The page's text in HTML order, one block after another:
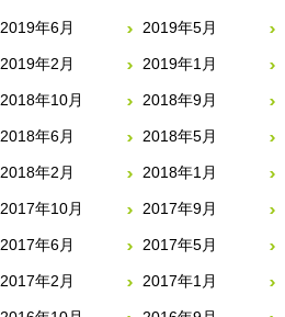
2019年6月 2019年5月
2019年2月 2019年1月
2018年10月 2018年9月
2018年6月 2018年5月
2018年2月 2018年1月
2017年10月 2017年9月
2017年6月 2017年5月
2017年2月 2017年1月